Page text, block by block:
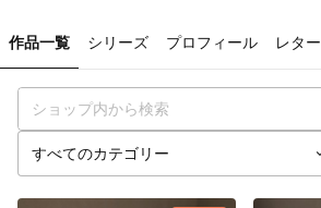
作品一覧 シリーズ プロフィール レター